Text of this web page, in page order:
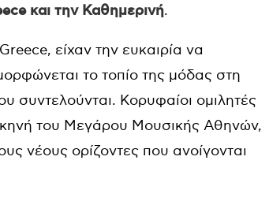
και την Καθημερινή.
είχαν την ευκαιρία να
το τοπίο της μόδας στη
συντελούνται. Κορυφαίοι ομιλητές
του Μεγάρου Μουσικής Αθηνών,
νέους ορίζοντες που ανοίγονται